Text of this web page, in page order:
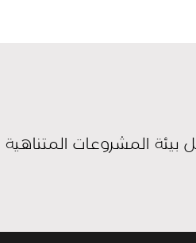
المشروعات